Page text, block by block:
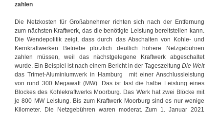
zahlen
Die Netzkosten für Großabnehmer richten sich nach der Entfernung
zum nächsten Kraftwerk, das die benötigte Leistung bereitstellen kann.
Die Wendepolitik zeigt, dass durch das Abschalten von Kohle- und
Kernkraftwerken Betriebe plötzlich deutlich höhere Netzgebühren
zahlen müssen, weil das nächstgelegene Kraftwerk abgeschaltet
wurde. Ein Beispiel ist nach einem Bericht in der Tageszeitung Die Welt
das Trimet-Aluminiumwerk in Hamburg mit einer Anschlussleistung
von rund 300 Megawatt (MW). Das ist fast die halbe Leistung eines
Blockes des Kohlekraftwerks Moorburg. Das Werk hat zwei Blöcke mit
je 800 MW Leistung. Bis zum Kraftwerk Moorburg sind es nur wenige
Kilometer. Die Netzgebühren waren moderat. Zum 1. Januar 2021